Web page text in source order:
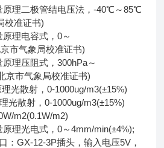
理二极管结电压法，-40℃～85℃
校准证书)
理电容式，0～
市气象局校准证书)
理压阻式，300hPa～
京市气象局校准证书)
散射，0-1000ug/m3(±15%)
散射，0-1000ug/m3(±15%)
m2(0.1W/m2)
理光电式，0～4mm/min(±4%);
GX-12-3P插头，输入电压5V，